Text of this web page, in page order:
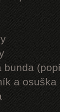
bunda
a osuška